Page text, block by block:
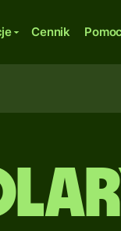
Cennik Pomoc